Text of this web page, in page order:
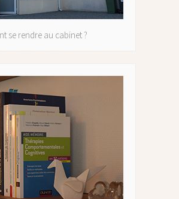
se rendre au cabinet ?